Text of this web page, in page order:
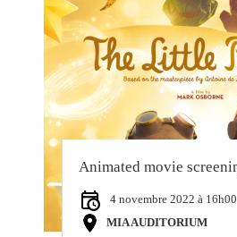
4 novembre 2022 à 16h00
MIA AUDITORIUM